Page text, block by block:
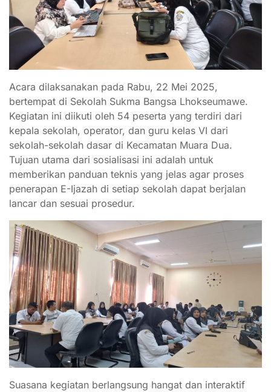
Acara dilaksanakan pada Rabu, 22 Mei 2025,
bertempat di Sekolah Sukma Bangsa Lhokseumawe.
Kegiatan ini diikuti oleh 54 peserta yang terdiri dari
kepala sekolah, operator, dan guru kelas VI dari
sekolah-sekolah dasar di Kecamatan Muara Dua.
Tujuan utama dari sosialisasi ini adalah untuk
memberikan panduan teknis yang jelas agar proses
penerapan E-Ijazah di setiap sekolah dapat berjalan
lancar dan sesuai prosedur.
Suasana kegiatan berlangsung hangat dan interaktif